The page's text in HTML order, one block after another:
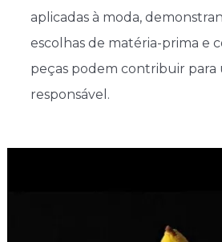
aplicadas à moda,
escolhas de matéria-prima e
peças podem contribuir para
responsável.